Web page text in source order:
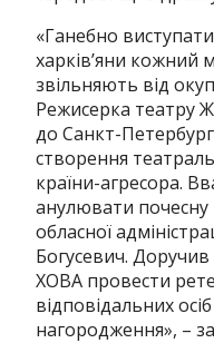
«Ганебно
харків’яни кожний
звільняють від
Режисерка театру
до Санкт-
створення
країни-агресора.
анулювати почесну
обласної
Богусевич.
ХОВА провести
відповідальних
нагородження», –